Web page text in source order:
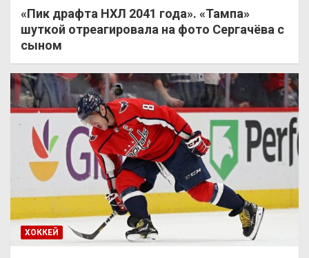
«Пик драфта НХЛ 2041 года». «Тампа»
шуткой отреагировала на фото Сергачёва с
сыном
ХОККЕЙ